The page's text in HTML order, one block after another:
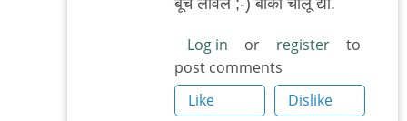
to
चिंज..?
by
प्रसन्ना१६११
बूच लावलं ;-) बाकी चालू द्या.
Log in or register
to
post comments
Like
Dislike